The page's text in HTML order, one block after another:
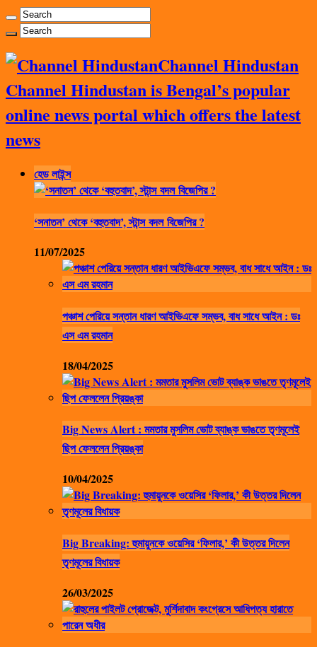
Channel Hindustan
Channel Hindustan is Bengal’s popular
online news portal which offers the latest
news
হেড লাইন্স
‘সনাতন’ থেকে ‘বহুতবাদ’, স্টান্স বদল বিজেপির ?
11/07/2025
পঞ্চাশ পেরিয়ে সন্তান ধারণ আইভিএফে সম্ভব, বাধ সাধে আইন : ডঃ
এস এম রহমান
18/04/2025
Big News Alert : মমতার মুসলিম ভোট ব্যাঙ্ক ভাঙতে তৃণমূলেই
ছিপ ফেললেন প্রিয়ঙ্কা
10/04/2025
Big Breaking: হুমায়ুনকে ওয়েসির ‘ফিলার,’ কী উত্তর দিলেন
তৃণমূলের বিধায়ক
26/03/2025